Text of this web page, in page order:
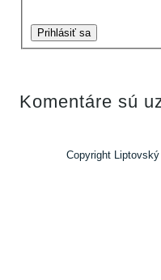
Prihlásiť sa
Komentáre sú
Copyright